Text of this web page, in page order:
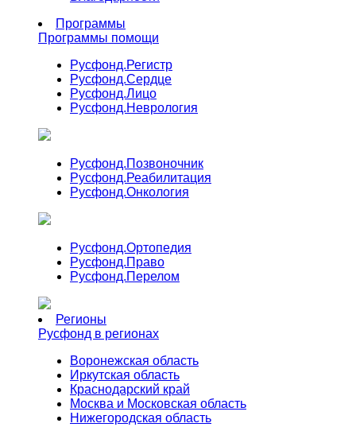
Программы
Программы помощи
Русфонд.Регистр
Русфонд.Сердце
Русфонд.Лицо
Русфонд.Неврология
Русфонд.Позвоночник
Русфонд.Реабилитация
Русфонд.Онкология
Русфонд.Ортопедия
Русфонд.Право
Русфонд.Перелом
Регионы
Русфонд в регионах
Воронежская область
Иркутская область
Краснодарский край
Москва и Московская область
Нижегородская область